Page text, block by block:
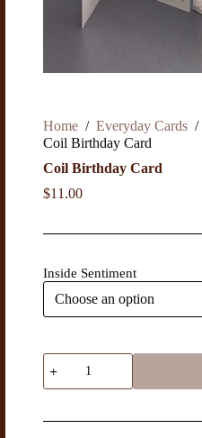
Home / Everyday Cards /
Coil Birthday Card
Coil Birthday Card
$11.00
Inside Sentiment